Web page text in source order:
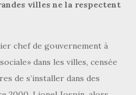
villes ne la respectent
chef de gouvernement à
dans les villes, censée
de s’installer dans des